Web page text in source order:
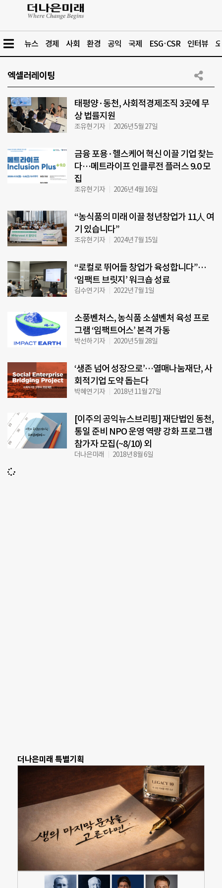
뉴스 경제 사회 환경 공익 국제 ESG·CSR 인터뷰
엑셀러레이팅
태평양·동천, 사회적경제조직 3곳에 무
상 법률지원
조유현 기자 2026년 5월 27일
금융 포용·헬스케어 혁신 이끌 기업 찾는
다…메트라이프 인클루전 플러스 9.0 모
집
조유현 기자 2026년 4월 16일
“농식품의 미래 이끌 청년창업가 11人 여
기 있습니다”
조유현 기자 2024년 7월 15일
“로컬로 뛰어들 창업가 육성합니다”…
‘임팩트 브릿지’ 워크숍 성료
김수연 기자 2022년 7월 1일
소풍벤처스, 농식품 소셜벤처 육성 프로
그램 ‘임팩트어스’ 본격 가동
박선하 기자 2020년 5월 28일
‘생존 넘어 성장으로’…열매나눔재단, 사
회적기업 도약 돕는다
박혜연 기자 2018년 11월 27일
[이주의 공익뉴스브리핑] 재단법인 동천,
통일 준비 NPO 운영 역량 강화 프로그램
참가자 모집(~8/10) 외
더나은미래 2018년 8월 6일
더나은미래 특별기획